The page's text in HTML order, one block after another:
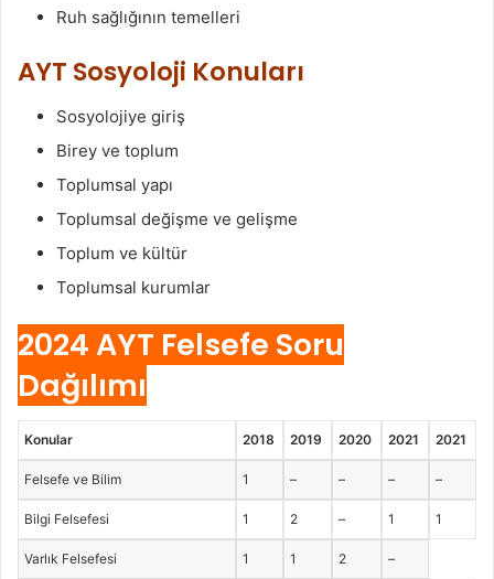
Ruh sağlığının temelleri
AYT Sosyoloji Konuları
Sosyolojiye giriş
Birey ve toplum
Toplumsal yapı
Toplumsal değişme ve gelişme
Toplum ve kültür
Toplumsal kurumlar
2024 AYT Felsefe Soru
Dağılımı
Konular 2018 2019 2020 2021 2021
Felsefe ve Bilim 1 – – – –
Bilgi Felsefesi 1 2 – 1 1
Varlık Felsefesi 1 1 2 –